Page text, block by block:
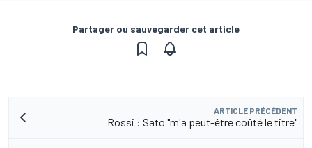
Partager ou sauvegarder cet article
ARTICLE PRÉCÉDENT
Rossi : Sato "m'a peut-être coûté le titre"